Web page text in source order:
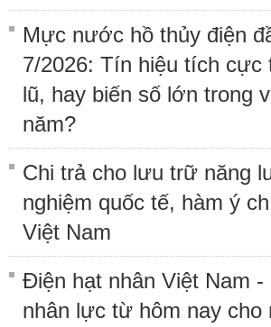
Mực nước hồ thủy điện
7/2026: Tín hiệu tích
lũ, hay biến số lớn trong
năm?
Chi trả cho lưu trữ năng
nghiệm quốc tế, hàm ý
Việt Nam
Điện hạt nhân Việt Nam -
nhân lực từ hôm nay cho